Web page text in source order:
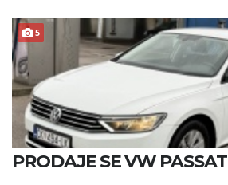
5
PRODAJE SE VW PASSAT